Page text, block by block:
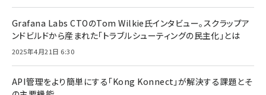
Grafana Labs CTOのTom Wilkie氏インタビュー。スクラップア
ンドビルドから産まれた「トラブルシューティングの民主化」とは
2025年4月21日 6:30
API管理をより簡単にする「Kong Konnect」が解決する課題とそ